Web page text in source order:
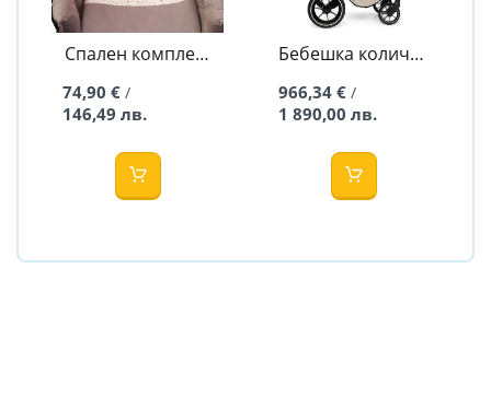
Спален комплект
Dream Hearts-
60x120
74,90 € /
146,49 лв.
Бебешка количка
Beige - Muuvo
966,34 € /
1 890,00 лв.